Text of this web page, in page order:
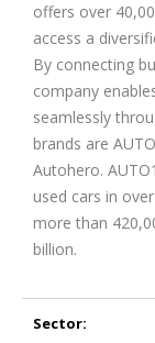
offers over
access a
By connecting
company
seamlessly
brands are
Autohero.
used cars in
more than
billion.
Sector: